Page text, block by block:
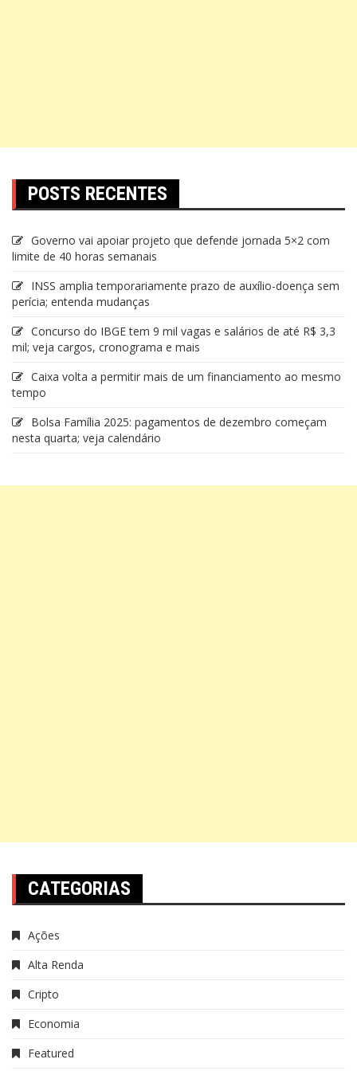
POSTS RECENTES
Governo vai apoiar projeto que defende jornada 5×2 com
limite de 40 horas semanais
INSS amplia temporariamente prazo de auxílio-doença sem
perícia; entenda mudanças
Concurso do IBGE tem 9 mil vagas e salários de até R$ 3,3
mil; veja cargos, cronograma e mais
Caixa volta a permitir mais de um financiamento ao mesmo
tempo
Bolsa Família 2025: pagamentos de dezembro começam
nesta quarta; veja calendário
CATEGORIAS
Ações
Alta Renda
Cripto
Economia
Featured